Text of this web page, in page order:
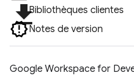
file_downloadBibliothèques clientes
Notes de version
Google Workspace for